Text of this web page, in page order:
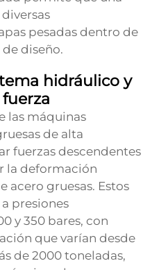
pesadas dentro de
diseño.
hidráulico y
las máquinas
de alta
fuerzas descendentes
la deformación
acero gruesas. Estos
presiones
y 350 bares, con
que varían desde
de 2000 toneladas,